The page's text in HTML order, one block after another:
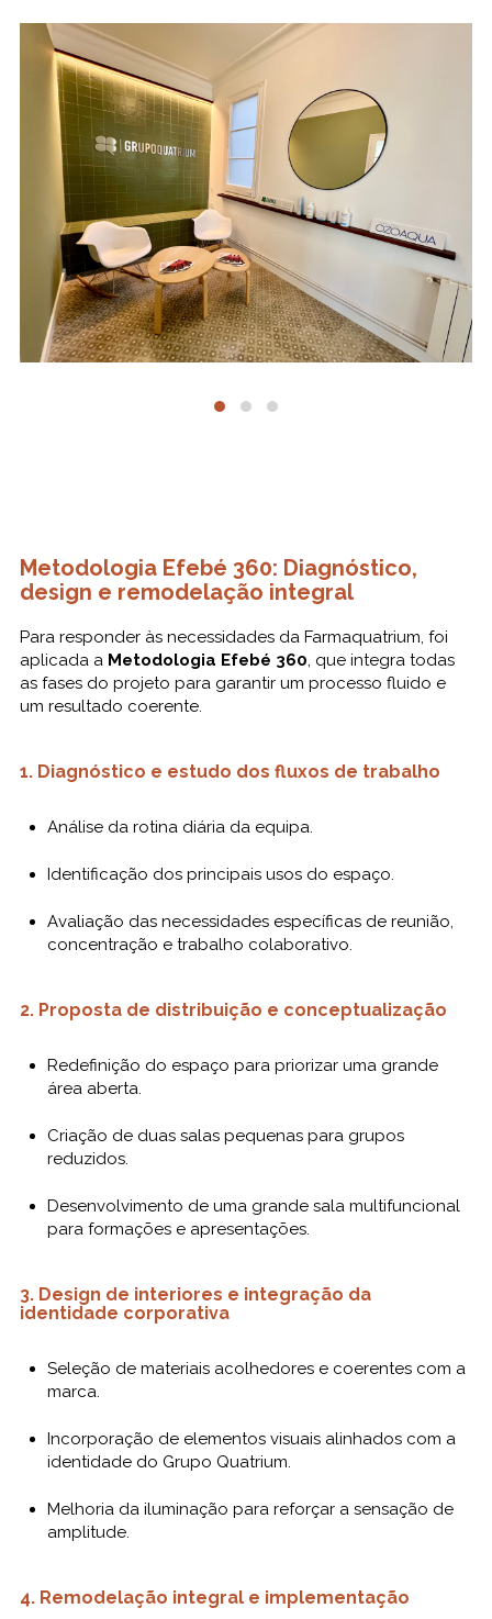
Metodologia Efebé 360: Diagnóstico,
design e remodelação integral
Para responder às necessidades da Farmaquatrium, foi
aplicada a Metodologia Efebé 360, que integra todas
as fases do projeto para garantir um processo fluido e
um resultado coerente.
1. Diagnóstico e estudo dos fluxos de trabalho
Análise da rotina diária da equipa.
Identificação dos principais usos do espaço.
Avaliação das necessidades específicas de reunião,
concentração e trabalho colaborativo.
2. Proposta de distribuição e conceptualização
Redefinição do espaço para priorizar uma grande
área aberta.
Criação de duas salas pequenas para grupos
reduzidos.
Desenvolvimento de uma grande sala multifuncional
para formações e apresentações.
3. Design de interiores e integração da
identidade corporativa
Seleção de materiais acolhedores e coerentes com a
marca.
Incorporação de elementos visuais alinhados com a
identidade do Grupo Quatrium.
Melhoria da iluminação para reforçar a sensação de
amplitude.
4. Remodelação integral e implementação